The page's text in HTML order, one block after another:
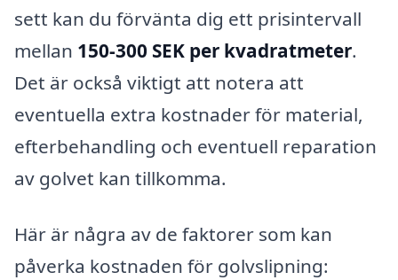
sett kan du förvänta dig ett prisintervall
mellan 150-300 SEK per kvadratmeter.
Det är också viktigt att notera att
eventuella extra kostnader för material,
efterbehandling och eventuell reparation
av golvet kan tillkomma.
Här är några av de faktorer som kan
påverka kostnaden för golvslipning: